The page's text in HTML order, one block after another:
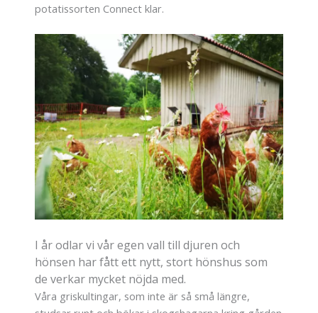
potatissorten Connect klar.
I år odlar vi vår egen vall till djuren och
hönsen har fått ett nytt, stort hönshus som
de verkar mycket nöjda med.
Våra griskultingar, som inte är så små längre,